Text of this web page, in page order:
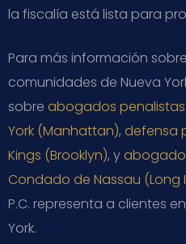
la fiscalía está lista para
Para más información
comunidades de Nueva
sobre abogados
York (Manhattan), defensa
Kings (Brooklyn), y
Condado de Nassau (Long
P.C. representa a clientes
York.